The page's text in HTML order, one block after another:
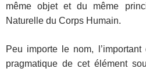
même objet et du même
Naturelle du Corps Humain.
Peu importe le nom,
pragmatique de cet élément